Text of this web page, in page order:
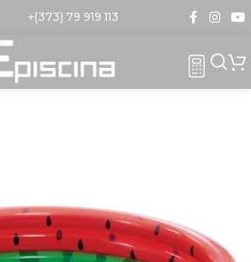
+(373) 79 919 113